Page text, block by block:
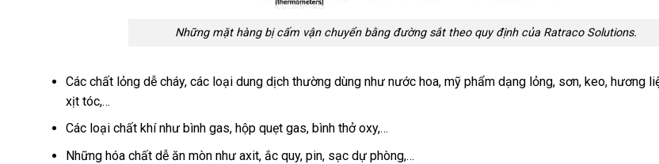
Những mặt hàng bị cấm vận chuyển bằng đường sắt theo quy định của Ratraco Solutions.
Các chất lỏng dễ cháy, các loại dung dịch thường dùng như nước hoa, mỹ phẩm dạng lỏng, sơn, keo, hương
xịt tóc,…
Các loại chất khí như bình gas, hộp quẹt gas, bình thở oxy,…
Những hóa chất dễ ăn mòn như axit, ắc quy, pin, sạc dự phòng,…